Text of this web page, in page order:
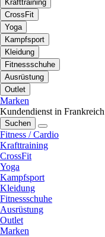
Krafttraining
CrossFit
Yoga
Kampfsport
Kleidung
Fitnessschuhe
Ausrüstung
Outlet
Marken
Kundendienst in Frankreich
Suchen
Fitness / Cardio
Krafttraining
CrossFit
Yoga
Kampfsport
Kleidung
Fitnessschuhe
Ausrüstung
Outlet
Marken